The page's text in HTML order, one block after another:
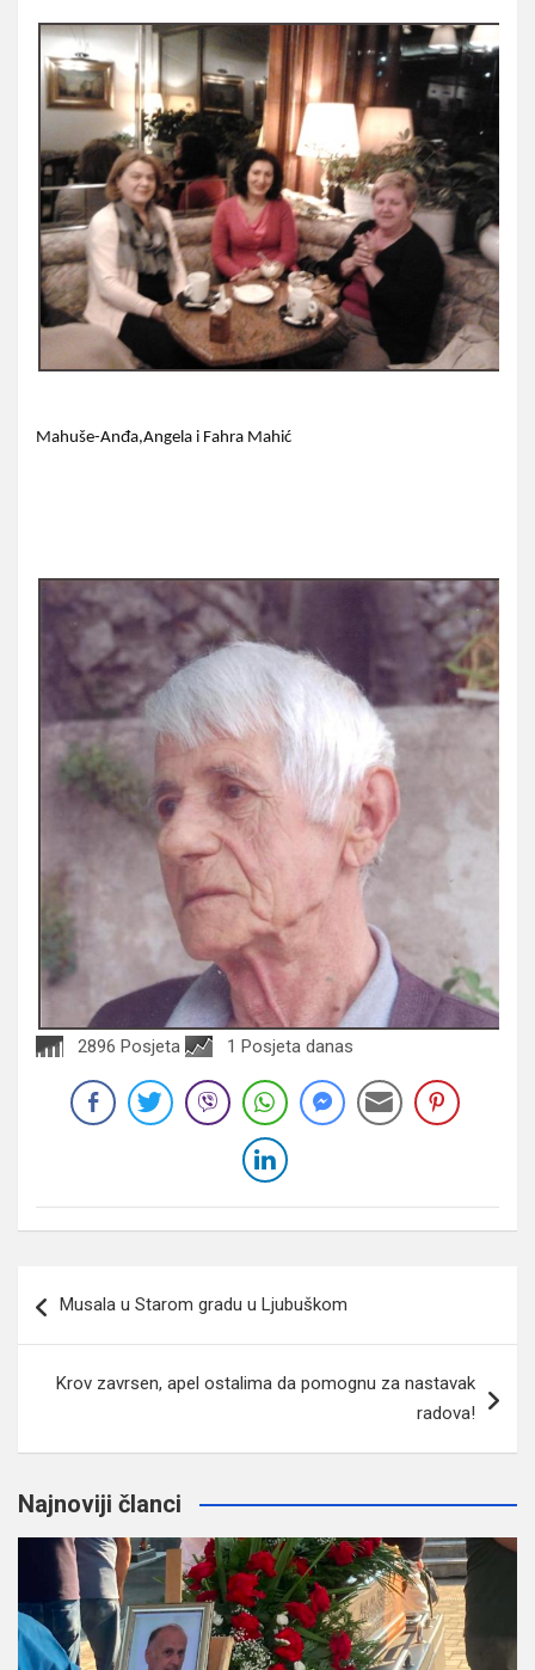
Mahuše-Anđa,Angela i Fahra Mahić
2896 Posjeta 1 Posjeta danas
članaka
Musala u Starom gradu u Ljubuškom
Krov zavrsen, apel ostalima da pomognu za nastavak
radova!
Najnoviji članci